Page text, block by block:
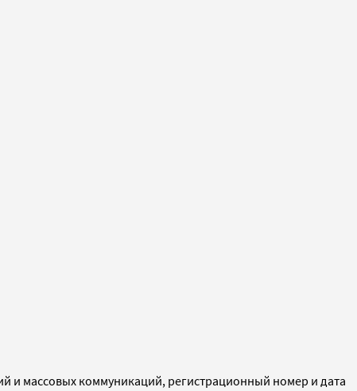
и массовых коммуникаций, регистрационный номер и дата